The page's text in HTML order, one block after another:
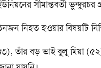
সীমান্তবর্তী ভুন্দুরচর
নিহত হওয়ার বিষয়টি
তাঁর বড় ভাই বুলু মিয়া